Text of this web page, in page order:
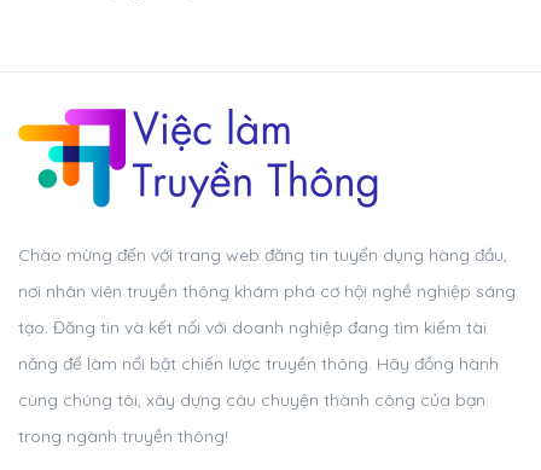
Chào mừng đến với trang web đăng tin tuyển dụng hàng đầu,
nơi nhân viên truyền thông khám phá cơ hội nghề nghiệp sáng
tạo. Đăng tin và kết nối với doanh nghiệp đang tìm kiếm tài
năng để làm nổi bật chiến lược truyền thông. Hãy đồng hành
cùng chúng tôi, xây dựng câu chuyện thành công của bạn
trong ngành truyền thông!